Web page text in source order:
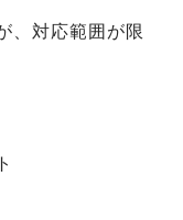
、対応範囲が限